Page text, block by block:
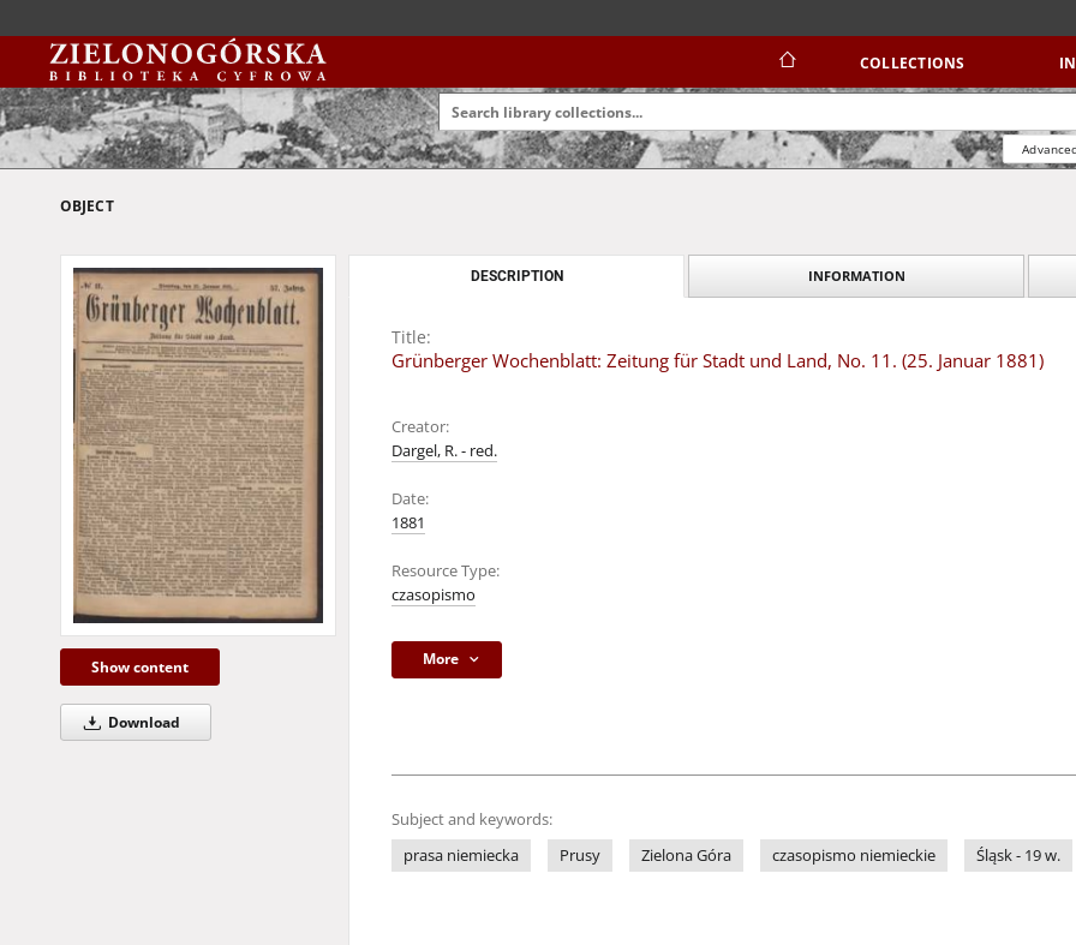
COLLECTIONS
OBJECT
Show content
Download
DESCRIPTION INFORMATION
Title:
Grünberger Wochenblatt: Zeitung für Stadt und Land, No. 11. (25. Januar 1881)
Creator:
Dargel, R. - red.
Date:
1881
Resource Type:
czasopismo
More
Subject and keywords:
prasa niemiecka
Prusy Zielona Góra czasopismo niemieckie Śląsk - 19 w.